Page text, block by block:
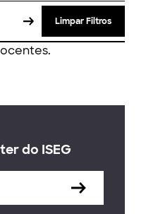
Limpar Filtros
do ISEG